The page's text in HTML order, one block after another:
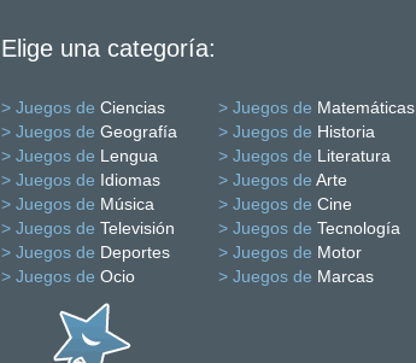
Elige una categoría:
> Juegos de Ciencias > Juegos de Matemáticas
> Juegos de Geografía > Juegos de Historia
> Juegos de Lengua > Juegos de Literatura
> Juegos de Idiomas > Juegos de Arte
> Juegos de Música > Juegos de Cine
> Juegos de Televisión > Juegos de Tecnología
> Juegos de Deportes > Juegos de Motor
> Juegos de Ocio > Juegos de Marcas